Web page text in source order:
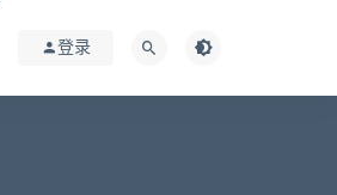
登录